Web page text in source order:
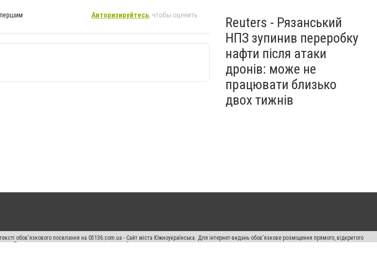
першим Авторизируйтесь, чтобы оценить
Reuters - Рязанський
НПЗ зупинив переробку
нафти після атаки
дронів: може не
працювати близько
двох тижнів
обов'язкового посилання на 05136.com.ua - Сайт міста Южноукраїнська. Для інтернет-видань обов'язкове розміщення прямого, відкритого
Порушення виняткових прав переслідується Законом.